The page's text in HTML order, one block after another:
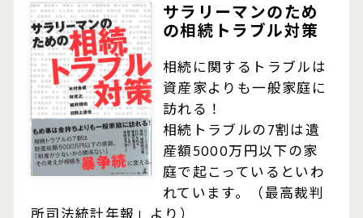
サラリーマンのため
の相続トラブル対策
相続に関するトラブルは
資産家よりも一般家庭に
訪れる！
相続トラブルの7割は遺
産額5000万円以下の家
庭で起こっているといわ
れています。（最高裁判
所司法統計年報」より）